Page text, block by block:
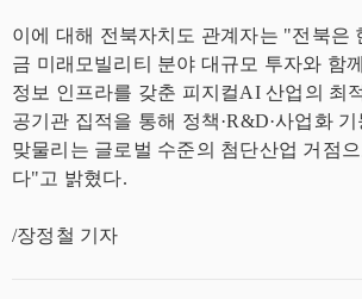
이에 대해 전북자치도 관계자는 "전북은
금 미래모빌리티 분야 대규모 투자와 함
정보 인프라를 갖춘 피지컬AI 산업의 최
공기관 집적을 통해 정책·R&D·사업화
맞물리는 글로벌 수준의 첨단산업 거점
다"고 밝혔다.
/장정철 기자